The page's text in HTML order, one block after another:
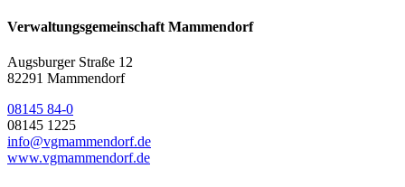
Verwaltungsgemeinschaft Mammendorf
Augsburger Straße 12
82291 Mammendorf
08145 84-0
08145 1225
info@vgmammendorf.de
www.vgmammendorf.de